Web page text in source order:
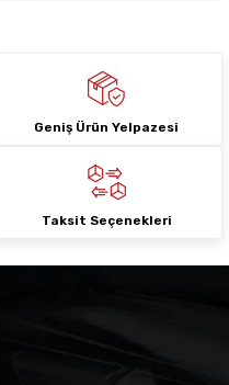
Geniş Ürün Yelpazesi
Taksit Seçenekleri